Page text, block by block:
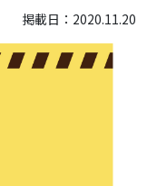
掲載日：2020.11.20